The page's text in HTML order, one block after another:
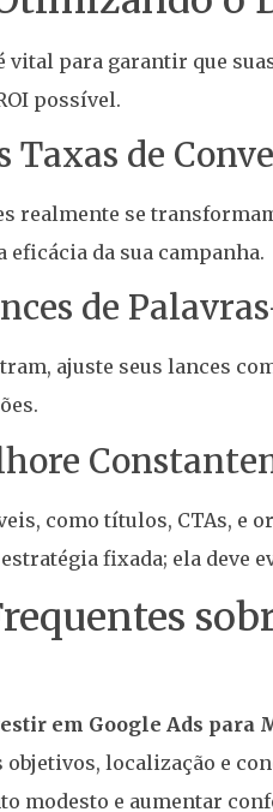
vital para garantir que
possível.
Taxas de
realmente se
eficácia da sua campanha.
de
ajuste seus lances
como títulos, CTAs, e
fixada; ela deve
em Google Ads para
objetivos, localização e
modesto e aumentar